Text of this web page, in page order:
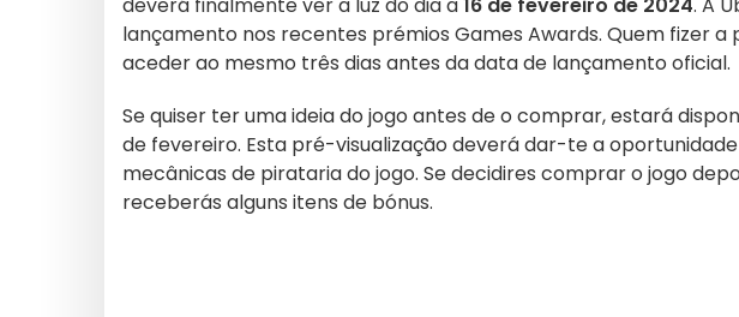
lançamento nos recentes prémios Games Awards. Quem fizer
aceder ao mesmo três dias antes da data de lançamento oficial.
Se quiser ter uma ideia do jogo antes de o comprar, estará
de fevereiro. Esta pré-visualização deverá dar-te a
mecânicas de pirataria do jogo. Se decidires comprar o jogo
receberás alguns itens de bónus.